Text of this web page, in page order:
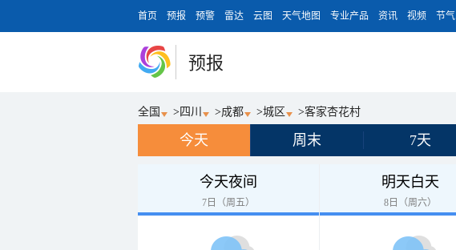
首页 预报 预警 雷达 云图 天气地图 专业产品 资讯 视频 节气
预报
全国 > 四川 >成都 >城区 >客家杏花村
今天 周末 7天
今天夜间
7日（周五）
明天白天
8日（周六）